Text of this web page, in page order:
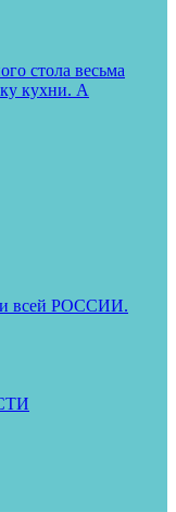
стола весьма
кухни. А
и всей РОССИИ.